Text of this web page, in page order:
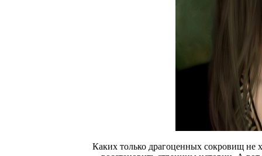
Каких только драгоценных сокровищ не